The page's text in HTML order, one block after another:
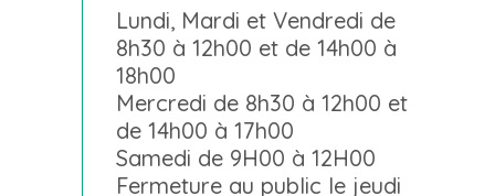
Lundi, Mardi et Vendredi de
8h30 à 12h00 et de 14h00 à
18h00
Mercredi de 8h30 à 12h00 et
de 14h00 à 17h00
Samedi de 9H00 à 12H00
Fermeture au public le jeudi